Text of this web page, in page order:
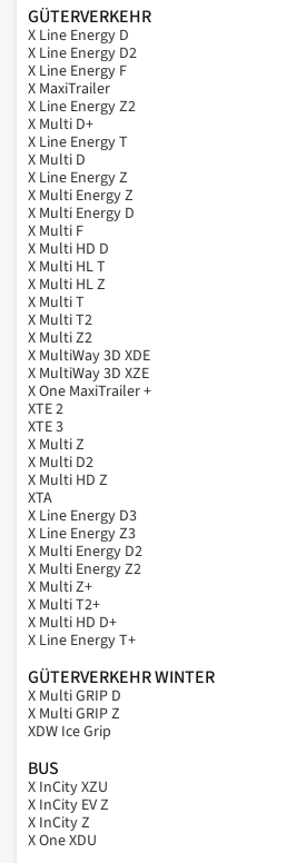
GÜTERVERKEHR
X Line Energy D
X Line Energy D2
X Line Energy F
X MaxiTrailer
X Line Energy Z2
X Multi D+
X Line Energy T
X Multi D
X Line Energy Z
X Multi Energy Z
X Multi Energy D
X Multi F
X Multi HD D
X Multi HL T
X Multi HL Z
X Multi T
X Multi T2
X Multi Z2
X MultiWay 3D XDE
X MultiWay 3D XZE
X One MaxiTrailer +
XTE 2
XTE 3
X Multi Z
X Multi D2
X Multi HD Z
XTA
X Line Energy D3
X Line Energy Z3
X Multi Energy D2
X Multi Energy Z2
X Multi Z+
X Multi T2+
X Multi HD D+
X Line Energy T+
GÜTERVERKEHR WINTER
X Multi GRIP D
X Multi GRIP Z
XDW Ice Grip
BUS
X InCity XZU
X InCity EV Z
X InCity Z
X One XDU